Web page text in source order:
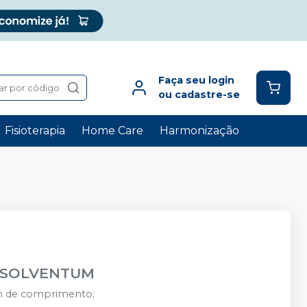
por código
Faça seu login
ou cadastre-se
Fisioterapia Home Care Harmonização
SOLVENTUM
de comprimento;